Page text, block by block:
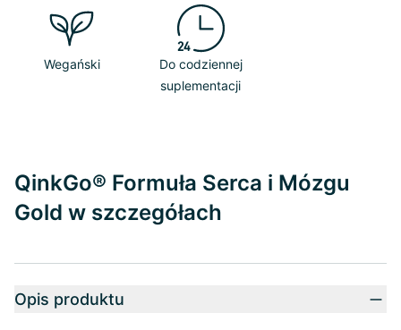
Wegański
Do codziennej
suplementacji
QinkGo® Formuła Serca i Mózgu
Gold w szczegółach
Opis produktu